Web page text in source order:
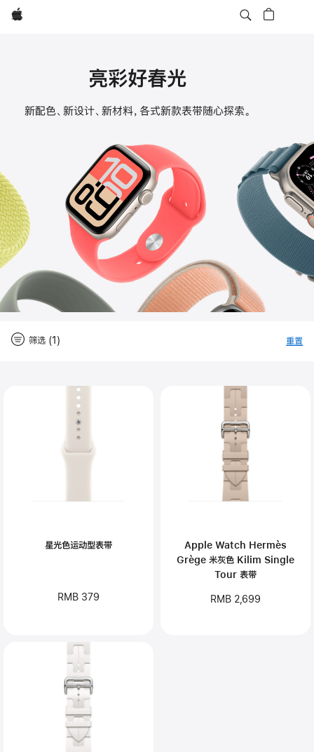
Apple
Apple
带
亮彩好春光
新配色、新设计、新材料，各式新款表带随心探索。
筛选 (1) 重置
星光色运动型表带
RMB 379
Apple Watch Hermès
Grège 米灰色 Kilim Single
Tour 表带
RMB 2,699